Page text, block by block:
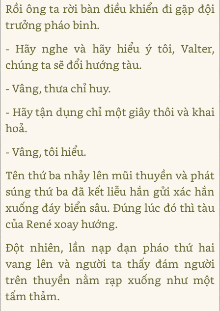
Rồi ông ta rời bàn điều khiển đi gặp đội
trưởng pháo binh.
- Hãy nghe và hãy hiểu ý tôi, Valter,
chúng ta sẽ đổi hướng tàu.
- Vâng, thưa chỉ huy.
- Hãy tận dụng chỉ một giây thôi và khai
hoả.
- Vâng, tôi hiểu.
Tên thứ ba nhảy lên mũi thuyền và phát
súng thứ ba đã kết liễu hắn gửi xác hắn
xuống đáy biển sâu. Đúng lúc đó thì tàu
của René xoay hướng.
Đột nhiên, lần nạp đạn pháo thứ hai
vang lên và người ta thấy đám người
trên thuyền nằm rạp xuống như một
tấm thảm.